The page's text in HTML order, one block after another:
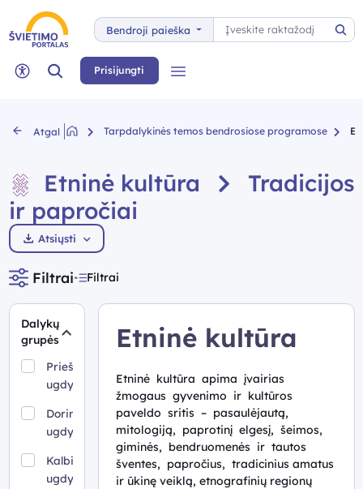
Bendroji paieška
Paieška
Neįgaliųjų rėžimas
Paieška Prisijungti
Atgal Tarpdalykinės temos bendrosiose programose
Etninė kultūra
Tradicijos
ir papročiai
Atsiųsti
Filtrai Filtrai
Dalykų
grupės
Priešmokyklinis
ugdymas
Dorinis
ugdymas
Kalbinis
ugdymas
Etninė kultūra
Etninė kultūra apima įvairias
žmogaus gyvenimo ir kultūros
paveldo sritis – pasaulėjautą,
mitologiją, paprotinį elgesį, šeimos,
giminės, bendruomenės ir tautos
šventes, papročius, tradicinius amatus
ir ūkinę veiklą, etnografinių regionų